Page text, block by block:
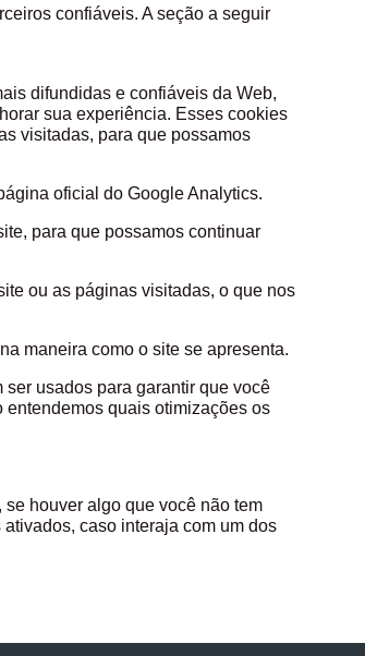
confiáveis. A seção a seguir
difundidas e confiáveis ​​da Web,
sua experiência. Esses cookies
visitadas, para que possamos
oficial do Google Analytics.
para que possamos continuar
ou as páginas visitadas, o que nos
para você.
maneira como o site se apresenta.
usados ​​para garantir que você
quais otimizações os
houver algo que você não tem
caso interaja com um dos